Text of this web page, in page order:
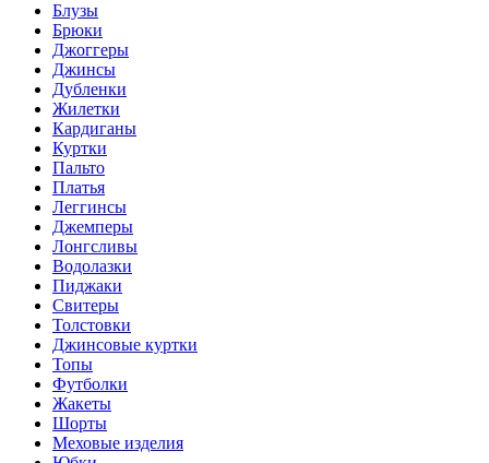
Блузы
Брюки
Джоггеры
Джинсы
Дубленки
Жилетки
Кардиганы
Куртки
Пальто
Платья
Леггинсы
Джемперы
Лонгсливы
Водолазки
Пиджаки
Свитеры
Толстовки
Джинсовые куртки
Топы
Футболки
Жакеты
Шорты
Меховые изделия